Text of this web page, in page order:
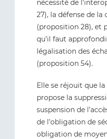
nécessité de
27), la défense de la
(proposition 28), et
qu’il faut
légalisation des
(proposition 54).
Elle se réjouit que
propose la
suspension de
de l’obligation de
obligation de